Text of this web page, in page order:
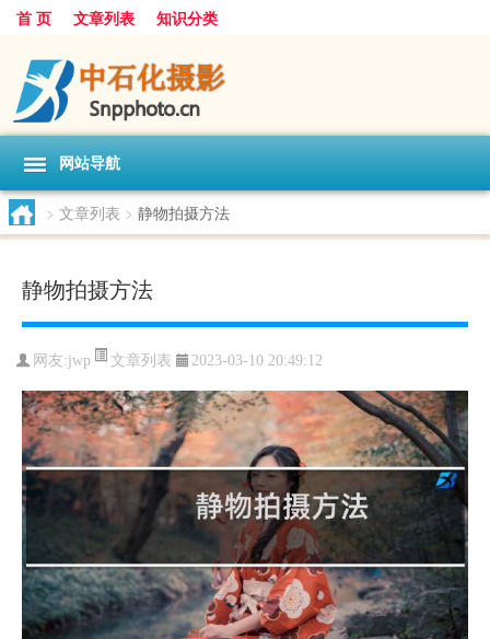
首 页 文章列表 知识分类
网站导航
> 文章列表 > 静物拍摄方法
静物拍摄方法
网友:jwp 文章列表 2023-03-10 20:49:12